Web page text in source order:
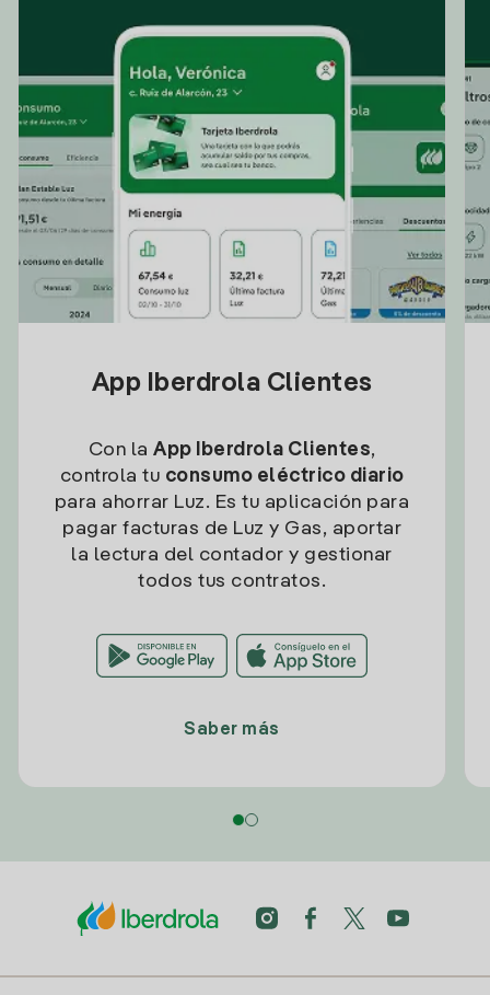
App Iberdrola Clientes
Con la App Iberdrola Clientes,
controla tu consumo eléctrico diario
para ahorrar Luz. Es tu aplicación para
pagar facturas de Luz y Gas, aportar
la lectura del contador y gestionar
todos tus contratos.
Saber más